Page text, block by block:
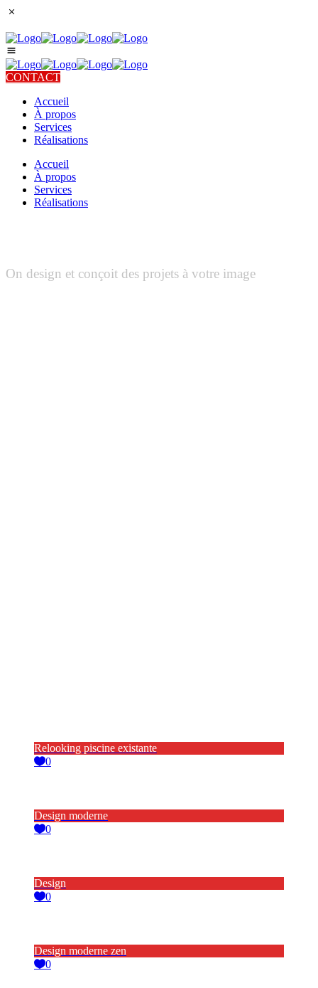
CONTACT
Accueil
À propos
Services
Réalisations
Accueil
À propos
Services
Réalisations
On design et conçoit des projets à votre image
Relooking piscine existante
0
Design moderne
0
Design
0
Design moderne zen
0